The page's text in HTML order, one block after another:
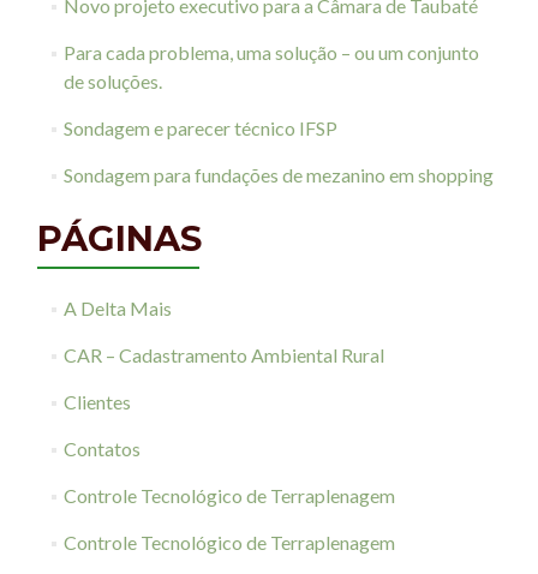
Novo projeto executivo para a Câmara de Taubaté
Para cada problema, uma solução – ou um conjunto
de soluções.
Sondagem e parecer técnico IFSP
Sondagem para fundações de mezanino em shopping
PÁGINAS
A Delta Mais
CAR – Cadastramento Ambiental Rural
Clientes
Contatos
Controle Tecnológico de Terraplenagem
Controle Tecnológico de Terraplenagem